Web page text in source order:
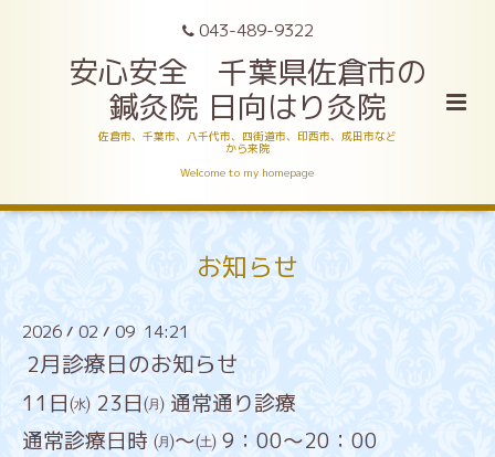
043-489-9322
安心安全 千葉県佐倉市の
鍼灸院 日向はり灸院
佐倉市、千葉市、八千代市、四街道市、印西市、成田市など
から来院
Welcome to my homepage
お知らせ
2026 / 02 / 09 14:21
2月診療日のお知らせ
11日㈬ 23日㈪ 通常通り診療
通常診療日時 ㈪～㈯ 9：00～20：00